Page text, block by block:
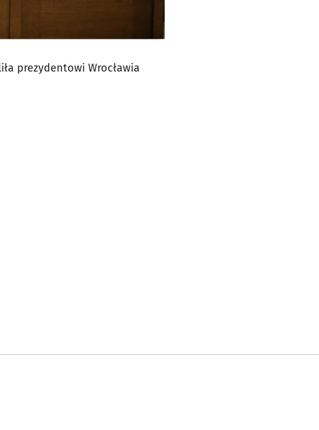
prezydentowi Wrocławia